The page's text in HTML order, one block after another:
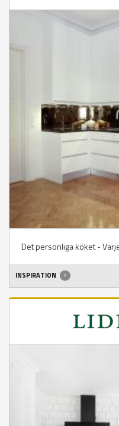
Det personliga köket -
INSPIRATION